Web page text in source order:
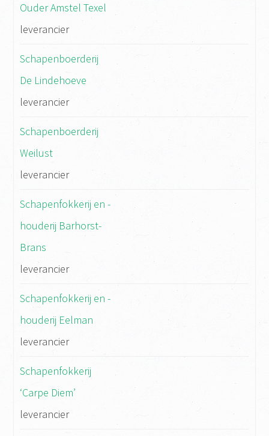
Ouder Amstel Texel
leverancier
Schapenboerderij
De Lindehoeve
leverancier
Schapenboerderij
Weilust
leverancier
Schapenfokkerij en -
houderij Barhorst-
Brans
leverancier
Schapenfokkerij en -
houderij Eelman
leverancier
Schapenfokkerij
‘Carpe Diem’
leverancier